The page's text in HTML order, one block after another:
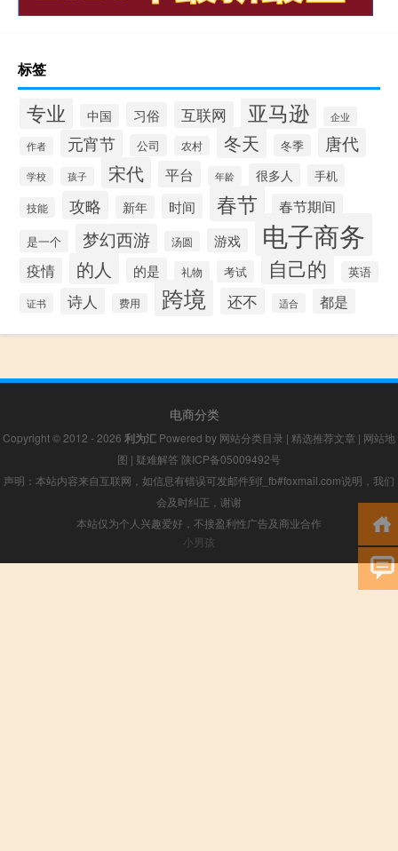
标签
专业 中国 习俗 互联网 亚马逊 企业
作者 元宵节 公司 农村 冬天 冬季 唐代
学校 孩子 宋代 平台 年龄 很多人 手机
技能 攻略 新年 时间 春节 春节期间
是一个 梦幻西游 汤圆 游戏 电子商务
疫情 的人 的是 礼物 考试 自己的 英语
证书 诗人 费用 跨境 还不 适合 都是
电商分类
Copyright © 2012 - 2026 利为汇 Powered by 网站分类目录 | 精选推荐文章 | 网站地
图 | 疑难解答 陕ICP备05009492号
声明：本站内容来自互联网，如信息有错误可发邮件到f_fb#foxmail.com说明，我们
会及时纠正，谢谢
本站仅为个人兴趣爱好，不接盈利性广告及商业合作
小男孩